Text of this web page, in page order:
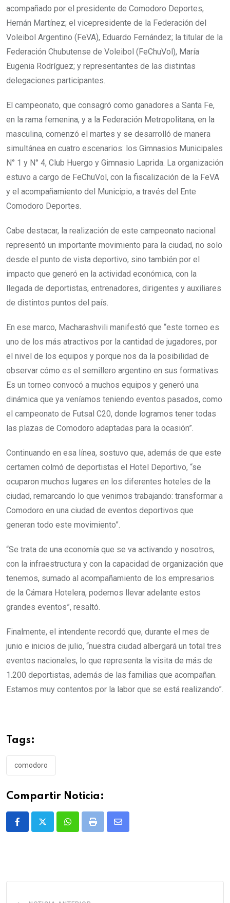
acompañado por el presidente de Comodoro Deportes,
Hernán Martínez; el vicepresidente de la Federación del
Voleibol Argentino (FeVA), Eduardo Fernández; la titular de la
Federación Chubutense de Voleibol (FeChuVol), María
Eugenia Rodríguez; y representantes de las distintas
delegaciones participantes.
El campeonato, que consagró como ganadores a Santa Fe,
en la rama femenina, y a la Federación Metropolitana, en la
masculina, comenzó el martes y se desarrolló de manera
simultánea en cuatro escenarios: los Gimnasios Municipales
N° 1 y N° 4, Club Huergo y Gimnasio Laprida. La organización
estuvo a cargo de FeChuVol, con la fiscalización de la FeVA
y el acompañamiento del Municipio, a través del Ente
Comodoro Deportes.
Cabe destacar, la realización de este campeonato nacional
representó un importante movimiento para la ciudad, no solo
desde el punto de vista deportivo, sino también por el
impacto que generó en la actividad económica, con la
llegada de deportistas, entrenadores, dirigentes y auxiliares
de distintos puntos del país.
En ese marco, Macharashvili manifestó que “este torneo es
uno de los más atractivos por la cantidad de jugadores, por
el nivel de los equipos y porque nos da la posibilidad de
observar cómo es el semillero argentino en sus formativas.
Es un torneo convocó a muchos equipos y generó una
dinámica que ya veníamos teniendo eventos pasados, como
el campeonato de Futsal C20, donde logramos tener todas
las plazas de Comodoro adaptadas para la ocasión”.
Continuando en esa línea, sostuvo que, además de que este
certamen colmó de deportistas el Hotel Deportivo, “se
ocuparon muchos lugares en los diferentes hoteles de la
ciudad, remarcando lo que venimos trabajando: transformar a
Comodoro en una ciudad de eventos deportivos que
generan todo este movimiento”.
“Se trata de una economía que se va activando y nosotros,
con la infraestructura y con la capacidad de organización que
tenemos, sumado al acompañamiento de los empresarios
de la Cámara Hotelera, podemos llevar adelante estos
grandes eventos”, resaltó.
Finalmente, el intendente recordó que, durante el mes de
junio e inicios de julio, “nuestra ciudad albergará un total tres
eventos nacionales, lo que representa la visita de más de
1.200 deportistas, además de las familias que acompañan.
Estamos muy contentos por la labor que se está realizando”.
Tags:
comodoro
Compartir Noticia:
WhatsappPrint
Share